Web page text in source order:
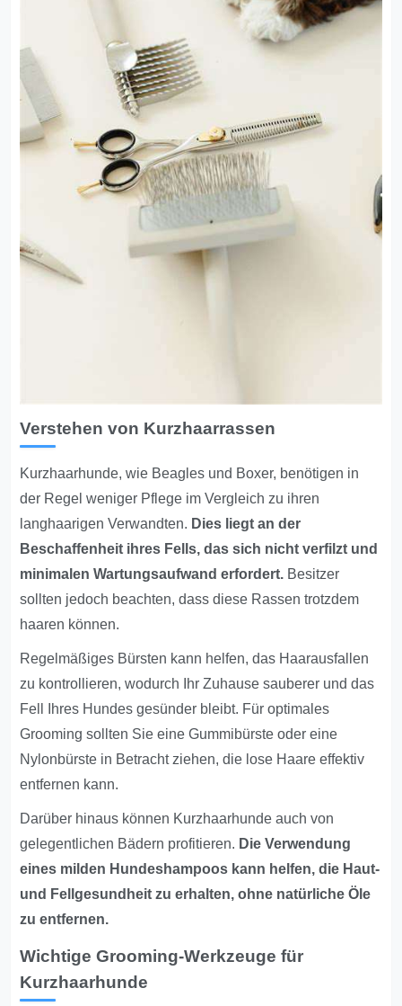
Verstehen von Kurzhaarrassen
Kurzhaarhunde, wie Beagles und Boxer, benötigen in
der Regel weniger Pflege im Vergleich zu ihren
langhaarigen Verwandten. Dies liegt an der
Beschaffenheit ihres Fells, das sich nicht verfilzt und
minimalen Wartungsaufwand erfordert. Besitzer
sollten jedoch beachten, dass diese Rassen trotzdem
haaren können.
Regelmäßiges Bürsten kann helfen, das Haarausfallen
zu kontrollieren, wodurch Ihr Zuhause sauberer und das
Fell Ihres Hundes gesünder bleibt. Für optimales
Grooming sollten Sie eine Gummibürste oder eine
Nylonbürste in Betracht ziehen, die lose Haare effektiv
entfernen kann.
Darüber hinaus können Kurzhaarhunde auch von
gelegentlichen Bädern profitieren. Die Verwendung
eines milden Hundeshampoos kann helfen, die Haut-
und Fellgesundheit zu erhalten, ohne natürliche Öle
zu entfernen.
Wichtige Grooming-Werkzeuge für
Kurzhaarhunde